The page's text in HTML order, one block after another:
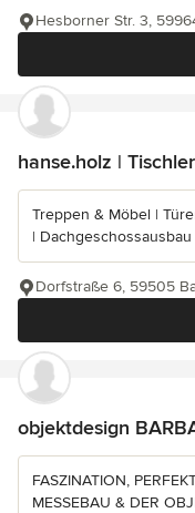
Hesborner Str. 3,
hanse.holz |
Treppen & Möbel |
| Dachgeschossausbau
Dorfstraße 6, 59505
objektdesign
FASZINATION,
MESSEBAU & DER